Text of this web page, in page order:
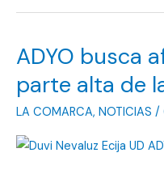
Écija
se
marcha
al
parón
mandando
ADYO busca
parte alta de
LA COMARCA, NOTICIAS /